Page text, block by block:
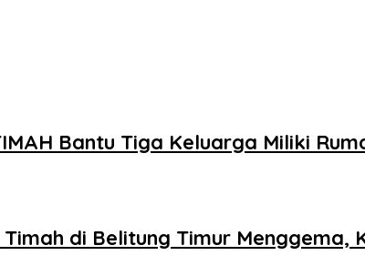
Bantu Tiga Keluarga Miliki
di Belitung Timur